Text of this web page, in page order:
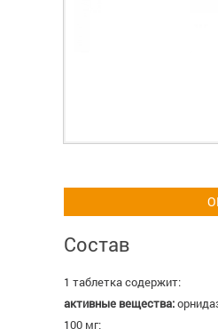
Состав
1 таблетка содержит:
активные вещества:
100 мг;